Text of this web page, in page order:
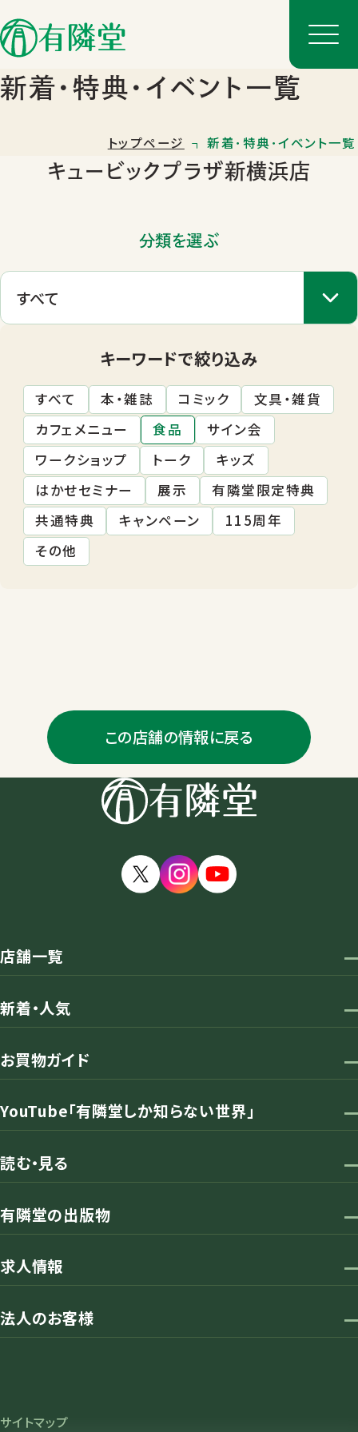
店舗一覧
新着･特典･イベント一覧
トップページ 新着･特典･イベント一覧
キュービックプラザ新横浜店
分類を選ぶ
キーワードで絞り込み
すべて 本・雑誌 コミック
文具・雑貨
カフェメニュー
食品
サイン会
ワークショップ
トーク
キッズ
はかせセミナー
展示
有隣堂限定特典
共通特典
キャンペーン
115周年
その他
この店舗の情報に戻る
店舗一覧
新着・人気
お買物ガイド
YouTube「有隣堂しか知らない世界」
読む・見る
有隣堂の出版物
求人情報
法人のお客様
サイトマップ